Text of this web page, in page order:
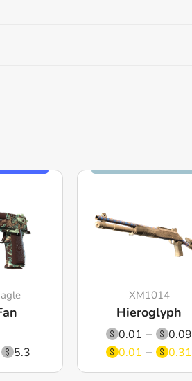
5.3
XM1014
Hieroglyph
0.01
0.09
0.01
0.31